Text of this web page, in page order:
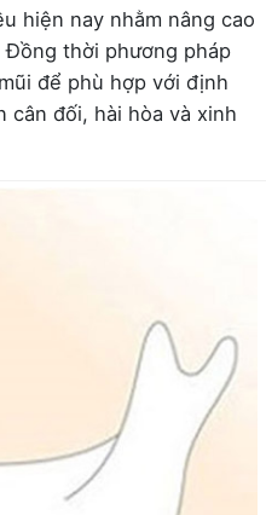
hiện nay nhằm nâng cao
Đồng thời phương pháp
để phù hợp với định
cân đối, hài hòa và xinh